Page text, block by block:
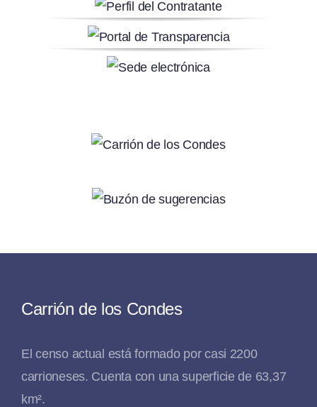
Carrión de los Condes
El censo actual está formado por casi 2200
carrioneses. Cuenta con una superficie de 63,37
km².